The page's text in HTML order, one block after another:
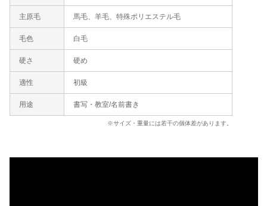
※サイズ・重量には若干の個体差があります。
主原毛 馬毛、羊毛、特殊ポリエステル毛
毛色 白毛
硬さ 硬め
適性 初級
用途 書写・教室/名前書き